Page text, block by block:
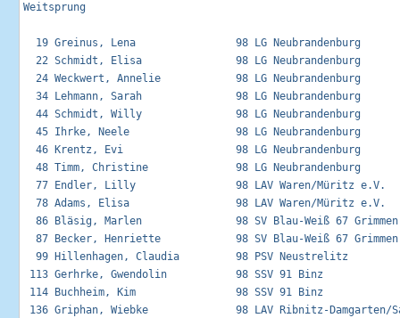
Weitsprung
19 Greinus, Lena                98 LG
22 Schmidt, Elisa               98 LG
24 Weckwert, Annelie            98 LG
34 Lehmann, Sarah               98 LG
44 Schmidt, Willy               98 LG
45 Ihrke, Neele                 98 LG
46 Krentz, Evi                  98 LG
48 Timm, Christine              98 LG
77 Endler, Lilly                98 LAV Waren/
78 Adams, Elisa                 98 LAV Waren/
86 Bläsig, Marlen               98 SV Blau-Weiß 67
87 Becker, Henriette            98 SV Blau-Weiß 67
99 Hillenhagen, Claudia         98 PSV
113 Gerhrke, Gwendolin           98 SSV
114 Buchheim, Kim                98 SSV
136 Griphan, Wiebke              98 LAV Ribnitz-